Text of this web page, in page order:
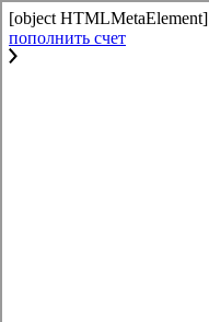
[object HTMLMetaElement]
пополнить счет